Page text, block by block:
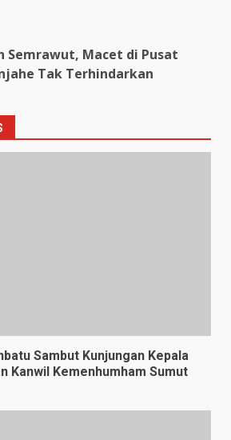
Semrawut, Macet di Pusat
Tak Terhindarkan
Sambut Kunjungan Kepala
Kanwil Kemenhumham Sumut